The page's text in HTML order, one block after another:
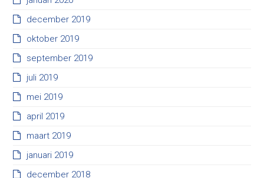
december 2019
oktober 2019
september 2019
juli 2019
mei 2019
april 2019
maart 2019
januari 2019
december 2018